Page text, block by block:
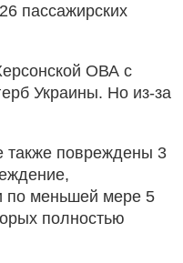
пассажирских
ОВА с
Украины. Но из-за
также повреждены 3
по меньшей мере 5
полностью